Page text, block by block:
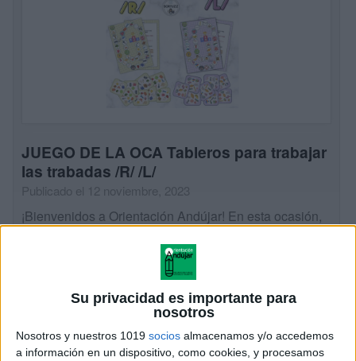
Su privacidad es importante para
nosotros
Nosotros y nuestros 1019 socios almacenamos y/o accedemos
a información en un dispositivo, como cookies, y procesamos
JUEGO DE LA OCA Tableros para trabajar
las trabadas /R/ /L/
Publicado el 12 noviembre, 2023
¡Bienvenidos a Orientación Andújar! En esta ocasión,
trabadas /r/ y /l/ con nuestros alumnos: el Juego de la
Oca. Este juego clásico […]
SEGUIR LEYENDO